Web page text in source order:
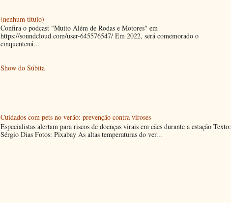
(nenhum título)
Confira o podcast "Muito Além de Rodas e Motores" em
https://soundcloud.com/user-645576547/ Em 2022, será comemorado o
cinquentená...
Show do Súbita
Cuidados com pets no verão: prevenção contra viroses
Especialistas alertam para riscos de doenças virais em cães durante a estação Texto:
Sérgio Dias Fotos: Pixabay As altas temperaturas do ver...